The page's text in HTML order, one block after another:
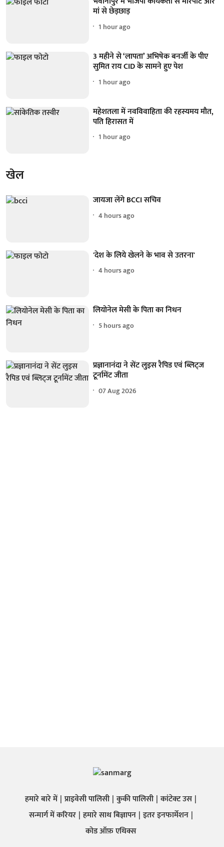
मां से छेड़छाड़
1 hour ago
3 महीने से ‘लापता’ अभिषेक बनर्जी के पीए
सुमित राय CID के सामने हुए पेश
1 hour ago
महेशतला में नवविवाहिता की रहस्यमय मौत,
पति हिरासत में
1 hour ago
खेल
जायजा लेंगे BCCI सचिव
4 hours ago
'देश के लिये खेलने के भाव से उतरना'
4 hours ago
लियोनेल मेसी के पिता का निधन
5 hours ago
प्रज्ञानानंदा ने सेंट लुइस रैपिड एवं ब्लिट्ज
टूर्नामेंट जीता
07 Aug 2026
हमारे बारे में प्राइवेसी पालिसी कुकी पालिसी कांटेक्ट उस
सन्मार्ग में करियर हमारे साथ बिज्ञापन इतर इनफार्मेशन
कोड ऑफ़ एथिक्स